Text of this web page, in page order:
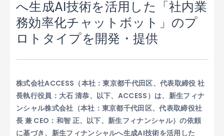
へ生成AI技術を活用した「社内業
務効率化チャットボット」のプ
ロトタイプを開発・提供
株式会社ACCESS（本社：東京都千代田区、代表取締役 社
長執行役員：大石 清恭、以下、ACCESS）は、新生フィナ
ンシャル株式会社（本社：東京都千代田区、代表取締役社
長 兼 CEO：和智 正、以下、新生フィナンシャル）の依頼
に基づき、新生フィナンシャルへ生成AI技術を活用した